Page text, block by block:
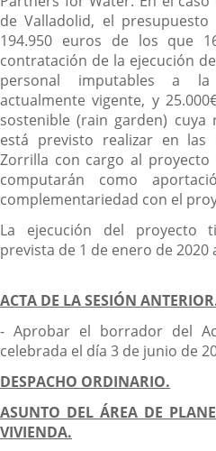
de Valladolid, el
194.950 euros de los que
contratación de la ejecución
personal imputables a la
actualmente vigente, y
sostenible (rain garden) cuya
está previsto realizar en las
Zorrilla con cargo al
computarán como
complementariedad con el
La ejecución del proyecto
prevista de 1 de enero de 2020
ACTA DE LA SESIÓN
- Aprobar el borrador del
celebrada el día 3 de junio de
DESPACHO ORDINARIO.
ASUNTO DEL ÁREA DE
VIVIENDA.